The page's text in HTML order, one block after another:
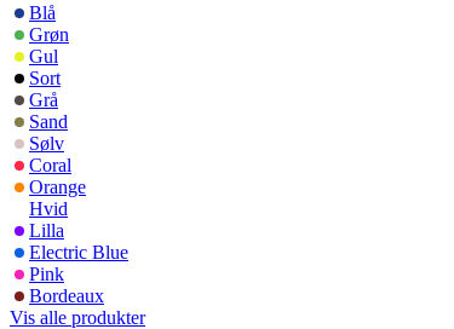
Blå
Grøn
Gul
Sort
Grå
Sand
Sølv
Coral
Orange
Hvid
Lilla
Electric Blue
Pink
Bordeaux
Vis alle produkter